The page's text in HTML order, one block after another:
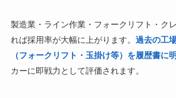
製造業・ライン作業・フォークリフト・ク
れば採用率が大幅に上がります。 過去の工
（フォークリフト・玉掛け等）を履歴書に
カーに即戦力として評価されます。